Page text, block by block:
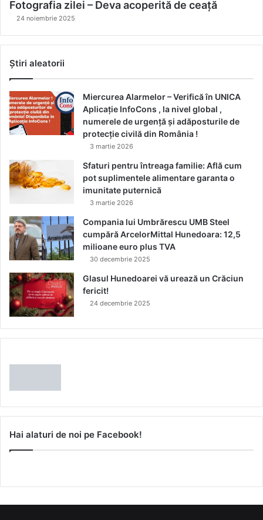
Fotografia zilei – Deva acoperită de ceață
24 noiembrie 2025
Știri aleatorii
Miercurea Alarmelor – Verifică în UNICA
Aplicație InfoCons , la nivel global ,
numerele de urgență și adăposturile de
protecție civilă din România !
3 martie 2026
Sfaturi pentru întreaga familie: Află cum
pot suplimentele alimentare garanta o
imunitate puternică
3 martie 2026
Compania lui Umbrărescu UMB Steel
cumpără ArcelorMittal Hunedoara: 12,5
milioane euro plus TVA
30 decembrie 2025
Glasul Hunedoarei vă urează un Crăciun
fericit!
24 decembrie 2025
Hai alaturi de noi pe Facebook!